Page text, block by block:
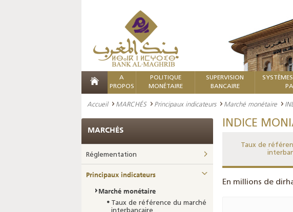
A
PROPOS
POLITIQUE
MONÉTAIRE
SUPERVISION
BANCAIRE
Accueil MARCHÉS Principaux indicateurs Marché monétaire
INDICE
Taux de
En millions de
MARCHÉS
Réglementation
Principaux indicateurs
Marché monétaire
Taux de référence du marché